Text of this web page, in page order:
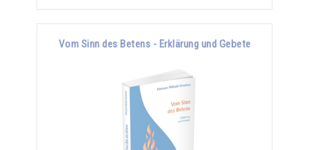
Vom Sinn des Betens - Erklärung und Gebete